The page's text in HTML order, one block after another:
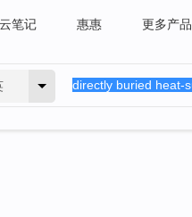
云笔记 惠惠 更多产品